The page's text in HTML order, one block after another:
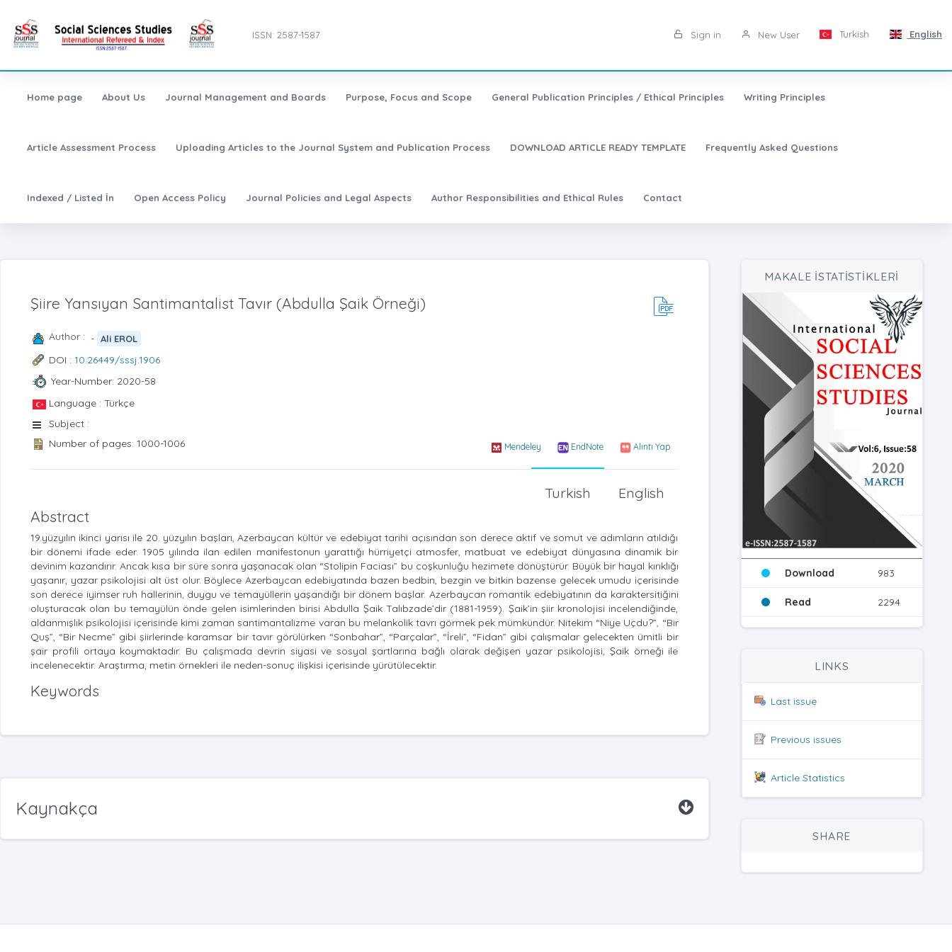
ISSN: 2587-1587 Sign in New User Turkish English
Home page About Us Journal Management and Boards Purpose, Focus and Scope General Publication Principles / Ethical Principles Writing Principles
Article Assessment Process Uploading Articles to the Journal System and Publication Process DOWNLOAD ARTICLE READY TEMPLATE Frequently Asked Questions
Indexed / Listed İn Open Access Policy Journal Policies and Legal Aspects Author Responsibilities and Ethical Rules Contact
Şiire Yansıyan Santimantalist Tavır (Abdulla Şaik Örneği)
Author : - Ali EROL
DOI : 10.26449/sssj.1906
Year-Number: 2020-58
Language : Türkçe
Subject :
Number of pages: 1000-1006
Mendeley EndNote Alıntı Yap
English
Turkish
Abstract
19.yüzyılın ikinci yarısı ile 20. yüzyılın başları, Azerbaycan kültür ve edebiyat tarihi açısından son derece aktif ve somut ve adımların atıldığı
bir dönemi ifade eder. 1905 yılında ilan edilen manifestonun yarattığı hürriyetçi atmosfer, matbuat ve edebiyat dünyasına dinamik bir
devinim kazandırır. Ancak kısa bir süre sonra yaşanacak olan “Stolipin Faciası” bu coşkunluğu hezimete dönüştürür. Büyük bir hayal kırıklığı
yaşanır, yazar psikolojisi alt üst olur. Böylece Azerbaycan edebiyatında bazen bedbin, bezgin ve bitkin bazense gelecek umudu içerisinde
son derece iyimser ruh hallerinin, duygu ve temayüllerin yaşandığı bir dönem başlar. Azerbaycan romantik edebiyatının da karaktersitiğini
oluşturacak olan bu temayülün önde gelen isimlerinden birisi Abdulla Şaik Talıbzade’dir (1881-1959). Şaik’in şiir kronolojisi incelendiğinde,
aldanmışlık psikolojisi içerisinde kimi zaman santimantalizme varan bu melankolik tavrı görmek pek mümkündür. Nitekim “Niye Uçdu?”, “Bir
Quş”, “Bir Necme” gibi şiirlerinde karamsar bir tavır görülürken “Sonbahar”, “Parçalar”, “İreli”, “Fidan” gibi çalışmalar gelecekten ümitli bir
şair profili ortaya koymaktadır. Bu çalışmada devrin siyasi ve sosyal şartlarına bağlı olarak değişen yazar psikolojisi, Şaik örneği ile
incelenecektir. Araştırma, metin örnekleri ile neden-sonuç ilişkisi içerisinde yürütülecektir.
Keywords
Kaynakça
MAKALE İSTATİSTİKLERİ
Download 983
Read 2294
LINKS
Last issue
Previous issues
Article Statistics
SHARE